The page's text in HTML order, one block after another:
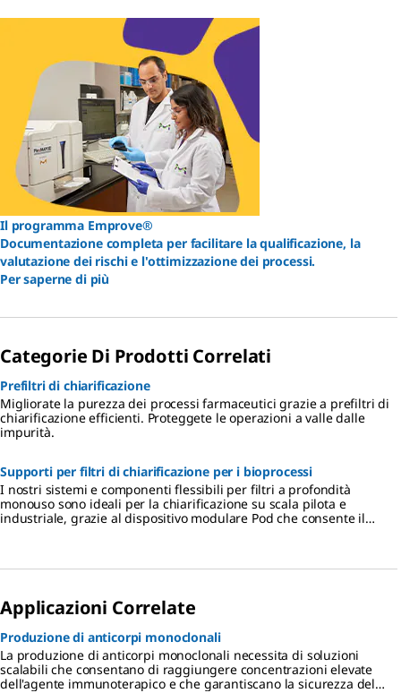
Il programma Emprove®
Documentazione completa per facilitare la qualificazione, la
valutazione dei rischi e l'ottimizzazione dei processi.
Per saperne di più
Categorie Di Prodotti Correlati
Prefiltri di chiarificazione
Migliorate la purezza dei processi farmaceutici grazie a prefiltri di
chiarificazione efficienti. Proteggete le operazioni a valle dalle
impurità.
Supporti per filtri di chiarificazione per i bioprocessi
I nostri sistemi e componenti flessibili per filtri a profondità
monouso sono ideali per la chiarificazione su scala pilota e
industriale, grazie al dispositivo modulare Pod che consente il
Applicazioni Correlate
Produzione di anticorpi monoclonali
La produzione di anticorpi monoclonali necessita di soluzioni
scalabili che consentano di raggiungere concentrazioni elevate
dell'agente immunoterapico e che garantiscano la sicurezza del